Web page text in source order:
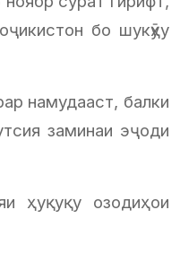
бо шукӯҳу
намудааст, балки
заминаи эҷоди
ҳуқуқу озодиҳои